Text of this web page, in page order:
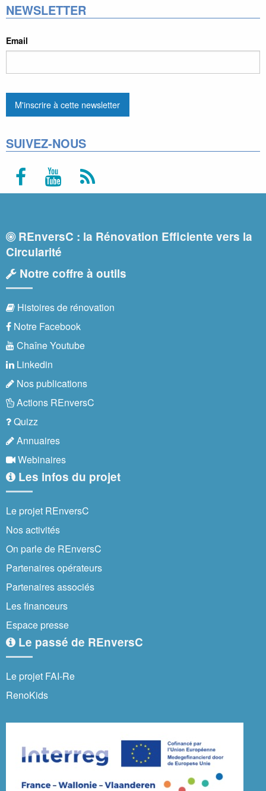
NEWSLETTER
Email
SUIVEZ-NOUS
REnversC : la Rénovation Efficiente vers la
Circularité
Notre coffre à outils
Histoires de rénovation
Notre Facebook
Chaîne Youtube
Linkedin
Nos publications
Actions REnversC
Quizz
Annuaires
Webinaires
Les infos du projet
Le projet REnversC
Nos activités
On parle de REnversC
Partenaires opérateurs
Partenaires associés
Les financeurs
Espace presse
Le passé de REnversC
Le projet FAI-Re
RenoKids